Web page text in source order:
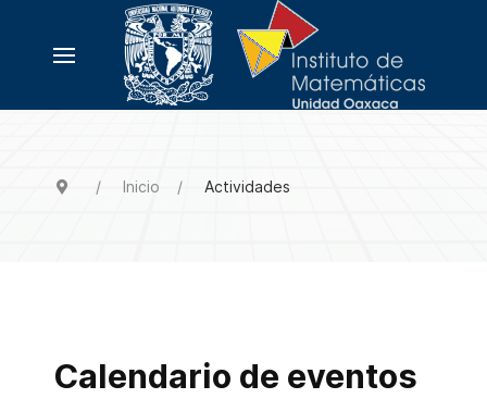
Inicio Actividades
Calendario de eventos